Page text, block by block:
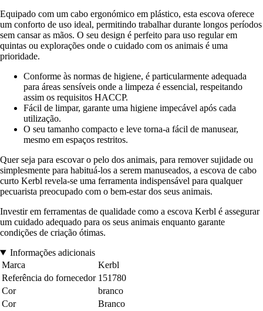
Equipado com um cabo ergonómico em plástico, esta escova oferece
um conforto de uso ideal, permitindo trabalhar durante longos períodos
sem cansar as mãos. O seu design é perfeito para uso regular em
quintas ou explorações onde o cuidado com os animais é uma
prioridade.
Conforme às normas de higiene, é particularmente adequada
para áreas sensíveis onde a limpeza é essencial, respeitando
assim os requisitos HACCP.
Fácil de limpar, garante uma higiene impecável após cada
utilização.
O seu tamanho compacto e leve torna-a fácil de manusear,
mesmo em espaços restritos.
Quer seja para escovar o pelo dos animais, para remover sujidade ou
simplesmente para habituá-los a serem manuseados, a escova de cabo
curto Kerbl revela-se uma ferramenta indispensável para qualquer
pecuarista preocupado com o bem-estar dos seus animais.
Investir em ferramentas de qualidade como a escova Kerbl é assegurar
um cuidado adequado para os seus animais enquanto garante
condições de criação ótimas.
Informações adicionais
Marca
Kerbl
Referência do fornecedor 151780
Cor
branco
Cor
Branco